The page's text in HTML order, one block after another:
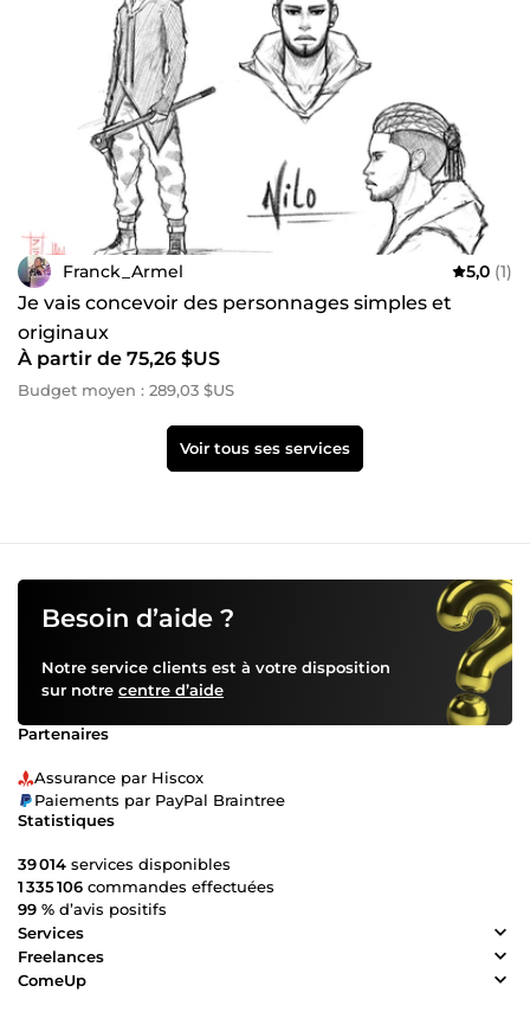
Franck_Armel 5,0 (1)
Je vais concevoir des personnages simples et
originaux
À partir de 75,26 $US
Budget moyen : 289,03 $US
Voir tous ses services
Besoin d’aide ?
Notre service clients est à votre disposition
sur notre centre d’aide
Partenaires
Assurance par Hiscox
Paiements par PayPal Braintree
Statistiques
39 014 services disponibles
1 335 106 commandes effectuées
99 % d’avis positifs
Services
Freelances
ComeUp